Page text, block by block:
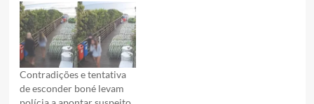
Contradições e tentativa
de esconder boné levam